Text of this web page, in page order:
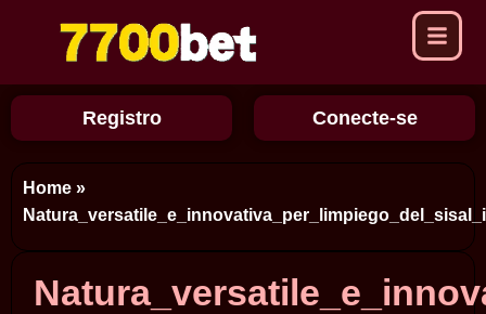
Registro Conecte-se
Home »